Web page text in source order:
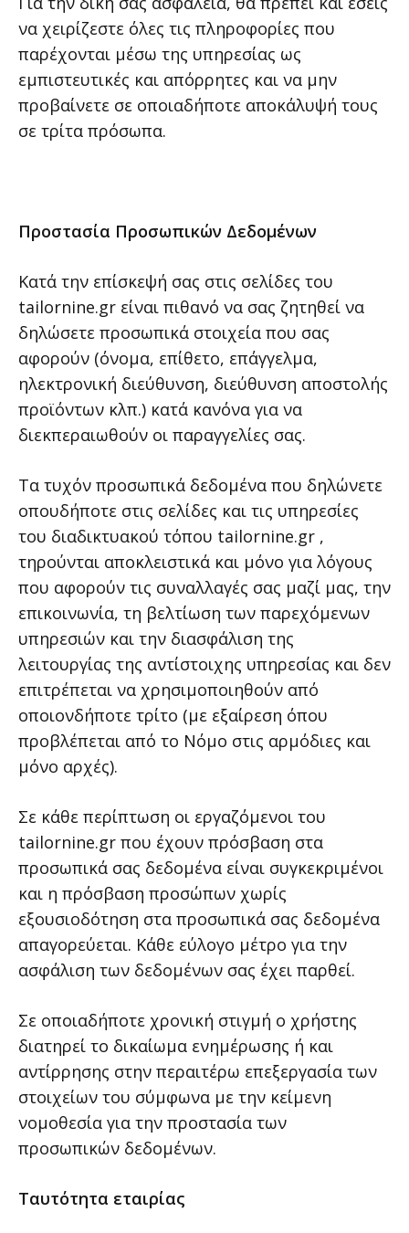
να χειρίζεστε όλες τις πληροφορίες που
παρέχονται μέσω της υπηρεσίας ως
εμπιστευτικές και απόρρητες και να μην
προβαίνετε σε οποιαδήποτε αποκάλυψή τους
σε τρίτα πρόσωπα.
Προστασία Προσωπικών Δεδομένων
Κατά την επίσκεψή σας στις σελίδες του
tailornine.gr είναι πιθανό να σας ζητηθεί να
δηλώσετε προσωπικά στοιχεία που σας
αφορούν (όνομα, επίθετο, επάγγελμα,
ηλεκτρονική διεύθυνση, διεύθυνση αποστολής
προϊόντων κλπ.) κατά κανόνα για να
διεκπεραιωθούν οι παραγγελίες σας.
Τα τυχόν προσωπικά δεδομένα που δηλώνετε
οπουδήποτε στις σελίδες και τις υπηρεσίες
του διαδικτυακού τόπου tailornine.gr ,
τηρούνται αποκλειστικά και μόνο για λόγους
που αφορούν τις συναλλαγές σας μαζί μας, την
επικοινωνία, τη βελτίωση των παρεχόμενων
υπηρεσιών και την διασφάλιση της
λειτουργίας της αντίστοιχης υπηρεσίας και δεν
επιτρέπεται να χρησιμοποιηθούν από
οποιονδήποτε τρίτο (με εξαίρεση όπου
προβλέπεται από το Νόμο στις αρμόδιες και
μόνο αρχές).
Σε κάθε περίπτωση οι εργαζόμενοι του
tailornine.gr που έχουν πρόσβαση στα
προσωπικά σας δεδομένα είναι συγκεκριμένοι
και η πρόσβαση προσώπων χωρίς
εξουσιοδότηση στα προσωπικά σας δεδομένα
απαγορεύεται. Κάθε εύλογο μέτρο για την
ασφάλιση των δεδομένων σας έχει παρθεί.
Σε οποιαδήποτε χρονική στιγμή ο χρήστης
διατηρεί το δικαίωμα ενημέρωσης ή και
αντίρρησης στην περαιτέρω επεξεργασία των
στοιχείων του σύμφωνα με την κείμενη
νομοθεσία για την προστασία των
προσωπικών δεδομένων.
Ταυτότητα εταιρίας